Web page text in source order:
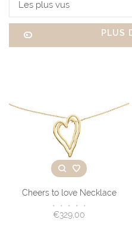
Les plus vus
PLUS
Cheers to love Necklace
• • • • •
€329,00